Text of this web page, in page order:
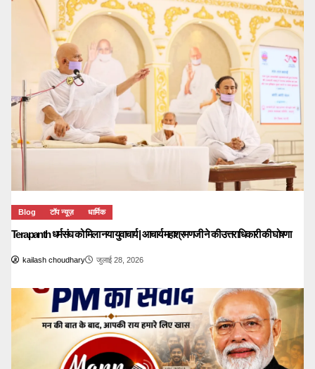
Blog टॉप न्यूज़ धार्मिक
Terapanth धर्मसंघ को मिला नया युवाचार्य | आचार्य महाश्रमणजी ने की उत्तराधिकारी की घोषणा
kailash choudhary जुलाई 28, 2026